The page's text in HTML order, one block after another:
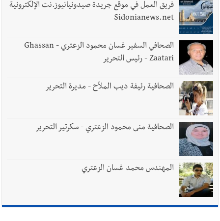
فريق العمل في موقع جريدة صيدونيانيوز.نت الإلكترونية
Sidonianews.net
الصحافي السفير غسان محمود الزعتري - Ghassan
Zaatari - رئيس التحرير
الصحافية رئيفة ديب الملاّح - مديرة التحرير
الصحافية منى محمود الزعتري - سكرتير التحرير
المهندس محمد غسان الزعتري